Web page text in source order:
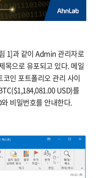
1]과 같이 Admin 관리자로
으로 유포되고 있다. 메일
인 포트폴리오 관리 사이
USD)를
비밀번호를 안내한다.